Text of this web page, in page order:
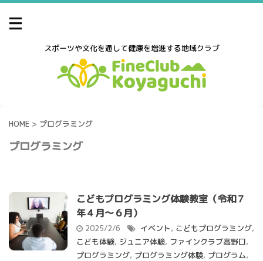
スポーツや文化を通して健康を増進する地域クラブ
HOME > プログラミング
プログラミング
こどもプログラミング体験教室（令和７
年４月～６月）
2025/2/6 イベント, こどもプログラミング,
こども体験, ジュニア体験, ファインクラブ高野口,
プログラミング, プログラミング体験, プログラム,